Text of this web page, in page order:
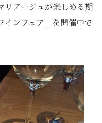
リアージュが楽しめる期
インフェア」を開催中で